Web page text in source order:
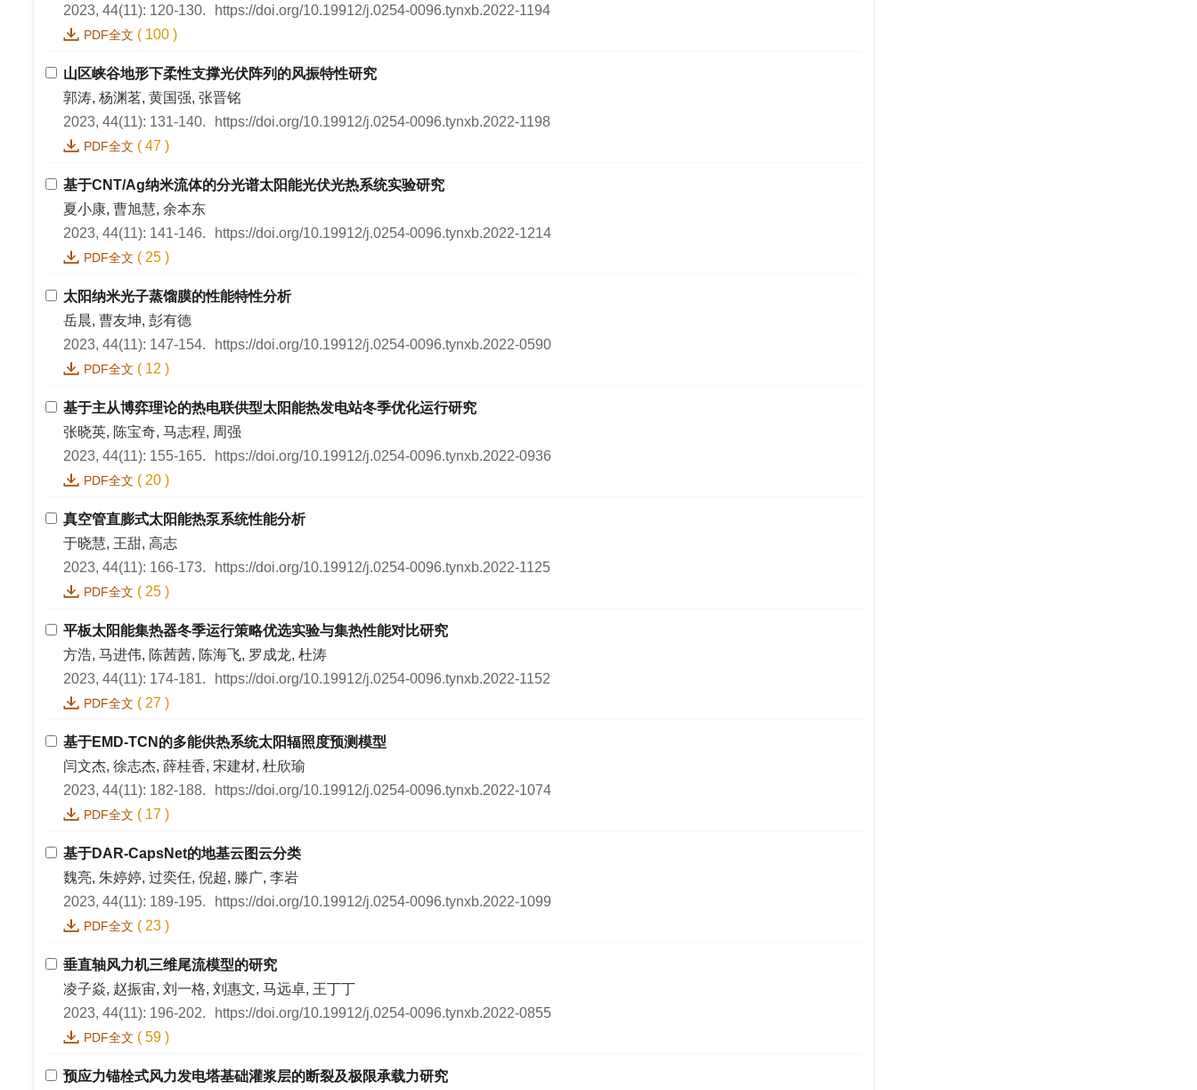
2023, 44(11): 120-130.
https://doi.org/10.19912/j.0254-0096.tynxb.2022-1194
PDF全文 ( 100 )
山区峡谷地形下柔性支撑光伏阵列的风振特性研究
郭涛, 杨渊茗, 黄国强, 张晋铭
2023, 44(11): 131-140.
https://doi.org/10.19912/j.0254-0096.tynxb.2022-1198
PDF全文 ( 47 )
基于CNT/Ag纳米流体的分光谱太阳能光伏光热系统实验研究
夏小康, 曹旭慧, 余本东
2023, 44(11): 141-146.
https://doi.org/10.19912/j.0254-0096.tynxb.2022-1214
PDF全文 ( 25 )
太阳纳米光子蒸馏膜的性能特性分析
岳晨, 曹友坤, 彭有德
2023, 44(11): 147-154.
https://doi.org/10.19912/j.0254-0096.tynxb.2022-0590
PDF全文 ( 12 )
基于主从博弈理论的热电联供型太阳能热发电站冬季优化运行研究
张晓英, 陈宝奇, 马志程, 周强
2023, 44(11): 155-165.
https://doi.org/10.19912/j.0254-0096.tynxb.2022-0936
PDF全文 ( 20 )
真空管直膨式太阳能热泵系统性能分析
于晓慧, 王甜, 高志
2023, 44(11): 166-173.
https://doi.org/10.19912/j.0254-0096.tynxb.2022-1125
PDF全文 ( 25 )
平板太阳能集热器冬季运行策略优选实验与集热性能对比研究
方浩, 马进伟, 陈茜茜, 陈海飞, 罗成龙, 杜涛
2023, 44(11): 174-181.
https://doi.org/10.19912/j.0254-0096.tynxb.2022-1152
PDF全文 ( 27 )
基于EMD-TCN的多能供热系统太阳辐照度预测模型
闫文杰, 徐志杰, 薛桂香, 宋建材, 杜欣瑜
2023, 44(11): 182-188.
https://doi.org/10.19912/j.0254-0096.tynxb.2022-1074
PDF全文 ( 17 )
基于DAR-CapsNet的地基云图云分类
魏亮, 朱婷婷, 过奕任, 倪超, 滕广, 李岩
2023, 44(11): 189-195.
https://doi.org/10.19912/j.0254-0096.tynxb.2022-1099
PDF全文 ( 23 )
垂直轴风力机三维尾流模型的研究
凌子焱, 赵振宙, 刘一格, 刘惠文, 马远卓, 王丁丁
2023, 44(11): 196-202.
https://doi.org/10.19912/j.0254-0096.tynxb.2022-0855
PDF全文 ( 59 )
预应力锚栓式风力发电塔基础灌浆层的断裂及极限承载力研究